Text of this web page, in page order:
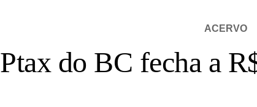
ACERVO
Ptax do BC fecha a